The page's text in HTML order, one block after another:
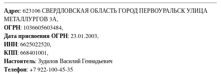
Адрес: 623106 СВЕРДЛОВСКАЯ ОБЛАСТЬ ГОРОД ПЕРВОУРАЛЬСК УЛИЦА
МЕТАЛЛУРГОВ 3А,
ОГРН: 1036605603484,
Дата присвоения ОГРН: 23.01.2003,
ИНН: 6625022520,
КПП: 668401001,
Настоятель: Зудилов Василий Геннадьевич
Телефон: +7 922-100-45-35